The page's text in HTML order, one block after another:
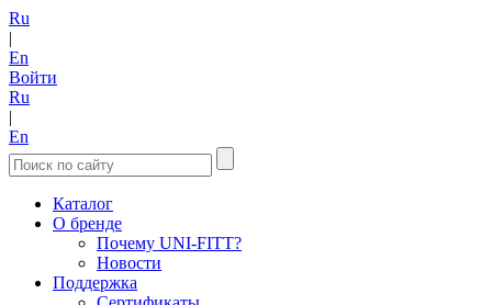
Ru
|
En
Войти
Ru
|
En
Каталог
О бренде
Почему UNI-FITT?
Новости
Поддержка